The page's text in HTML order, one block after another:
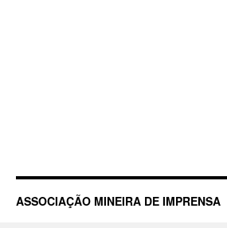
ASSOCIAÇÃO MINEIRA DE IMPRENSA